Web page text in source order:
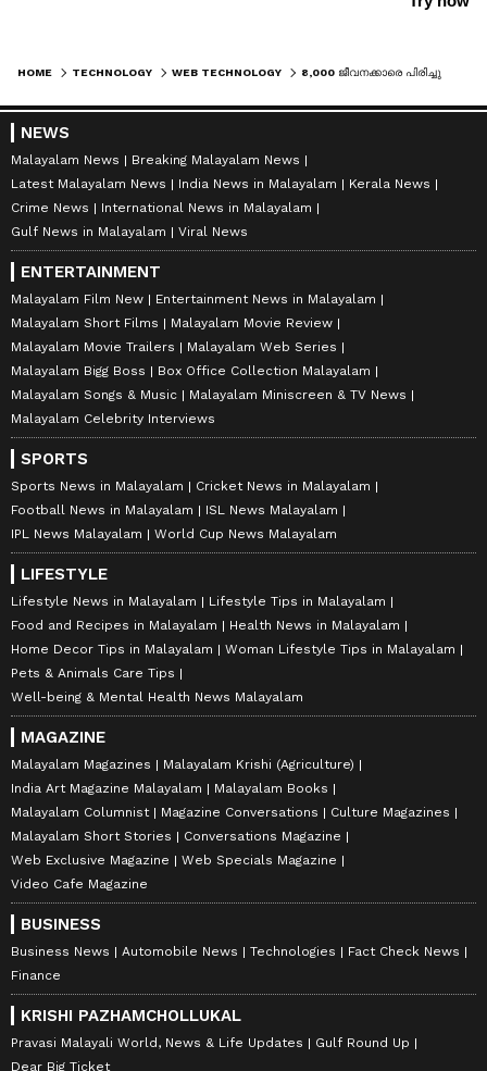
HOME TECHNOLOGY WEB TECHNOLOGY
NEWS
Malayalam News
Breaking Malayalam News
Latest Malayalam News
India News in Malayalam
Kerala News
Crime News
International News in Malayalam
Gulf News in Malayalam
Viral News
ENTERTAINMENT
Malayalam Film New
Entertainment News in Malayalam
Malayalam Short Films
Malayalam Movie Review
Malayalam Movie Trailers
Malayalam Web Series
Malayalam Bigg Boss
Box Office Collection Malayalam
Malayalam Songs & Music
Malayalam Miniscreen & TV News
Malayalam Celebrity Interviews
SPORTS
Sports News in Malayalam
Cricket News in Malayalam
Football News in Malayalam
ISL News Malayalam
IPL News Malayalam
World Cup News Malayalam
LIFESTYLE
Lifestyle News in Malayalam
Lifestyle Tips in Malayalam
Food and Recipes in Malayalam
Health News in Malayalam
Home Decor Tips in Malayalam
Woman Lifestyle Tips in Malayalam
Pets & Animals Care Tips
Well-being & Mental Health News Malayalam
MAGAZINE
Malayalam Magazines
Malayalam Krishi (Agriculture)
India Art Magazine Malayalam
Malayalam Books
Malayalam Columnist
Magazine Conversations
Culture Magazines
Malayalam Short Stories
Conversations Magazine
Web Exclusive Magazine
Web Specials Magazine
Video Cafe Magazine
BUSINESS
Business News Automobile News Technologies
Fact Check News
Finance
KRISHI PAZHAMCHOLLUKAL
Pravasi Malayali World, News & Life Updates
Gulf Round Up
Dear Big Ticket